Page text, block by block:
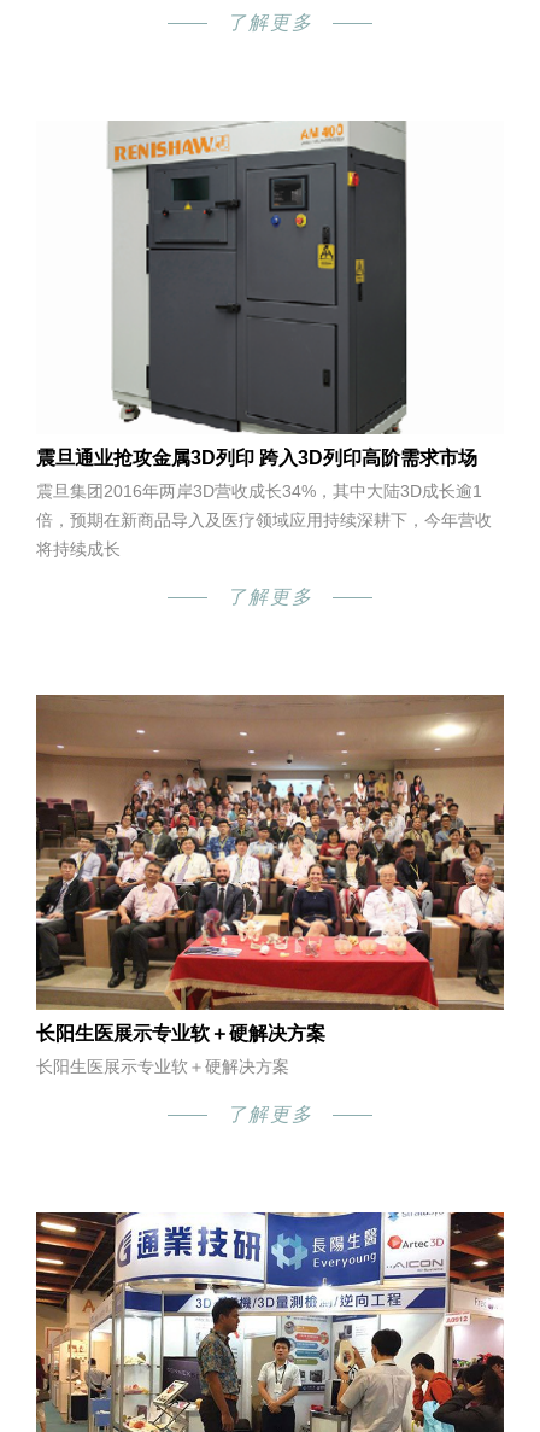
了解更多
震旦通业抢攻金属3D列印 跨入3D列印高阶需求市场
震旦集团2016年两岸3D营收成长34%，其中大陆3D成长逾1
倍，预期在新商品导入及医疗领域应用持续深耕下，今年营收
将持续成长
了解更多
长阳生医展示专业软＋硬解决方案
长阳生医展示专业软＋硬解决方案
了解更多